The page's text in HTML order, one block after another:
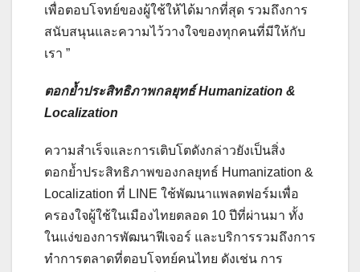
เพื่อตอบโจทย์ของผู้ใช้ให้ได้มากที่สุด รวมถึงการ
สนับสนุนและความไว้วางใจของทุกคนที่มีให้กับ
เรา ”
ตอกย้ำประสิทธิภาพกลยุทธ์Humanization &
Localization
ความสำเร็จและการเติบโตดังกล่าวยังเป็นสิ่ง
ตอกย้ำประสิทธิภาพของกลยุทธ์ Humanization &
Localization ที่ LINE ใช้พัฒนาแพลตฟอร์มเพื่อ
ครองใจผู้ใช้ในเมืองไทยตลอด 10 ปีที่ผ่านมา ทั้ง
ในแง่ของการพัฒนาฟีเจอร์ และบริการรวมถึงการ
ทำการตลาดที่ตอบโจทย์คนไทย ดังเช่น การ